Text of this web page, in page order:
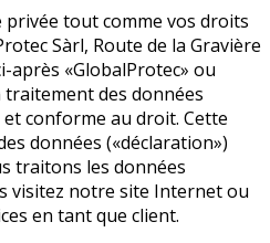
tout comme vos droits
Sàrl, Route de la Gravière
après «GlobalProtec» ou
des données
conforme au droit. Cette
données («déclaration»)
traitons les données
visitez notre site Internet ou
en tant que client.